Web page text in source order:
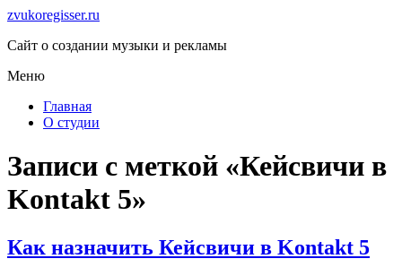
zvukoregisser.ru
Сайт о создании музыки и рекламы
Меню
Главная
О студии
Записи с меткой «Кейсвичи в
Kontakt 5»
Как назначить Кейсвичи в Kontakt 5